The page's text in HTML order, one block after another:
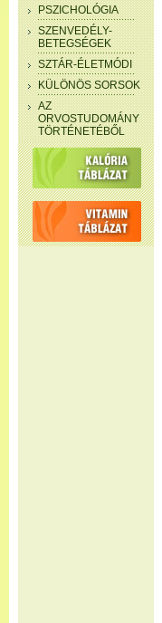
PSZICHOLÓGIA
SZENVEDÉLY-
BETEGSÉGEK
SZTÁR-ÉLETMÓDI
KÜLÖNÖS SORSOK
AZ
ORVOSTUDOMÁNY
TÖRTÉNETÉBŐL